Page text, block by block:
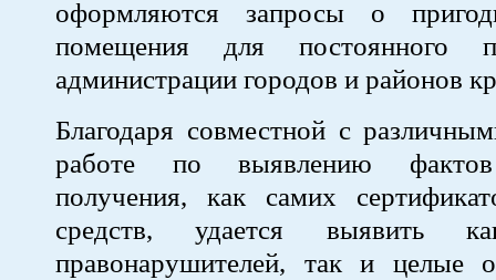
оформляются запросы о
помещения для постоянного
администрации городов и районов
Благодаря совместной с
работе по выявлению фактов
получения, как самих
средств, удается выявить
правонарушителей, так и целые